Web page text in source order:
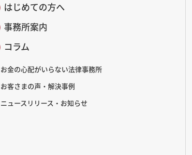
はじめての方へ
事務所案内
コラム
お金の心配がいらない法律事務所
お客さまの声・解決事例
ニュースリリース・お知らせ